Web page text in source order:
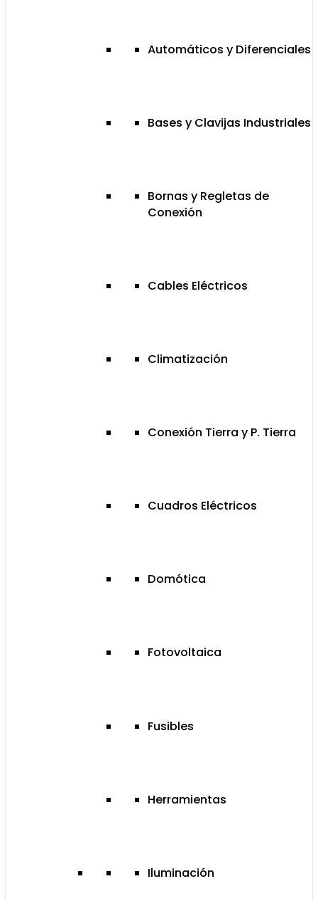
Automáticos y Diferenciales
Bases y Clavijas Industriales
Bornas y Regletas de
Conexión
Cables Eléctricos
Climatización
Conexión Tierra y P. Tierra
Cuadros Eléctricos
Domótica
Fotovoltaica
Fusibles
Herramientas
Iluminación